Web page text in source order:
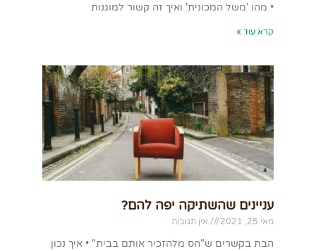
• מהו 'משל המכונית' ואיך זה קשור למוגנות
קרא עוד »
עניינים שהשתיקה יפה להם?
מאי 25, 2021 אין תגובות
הבת בקשרים ש"הס מלהזכיר אותם בבית" • איך נכון